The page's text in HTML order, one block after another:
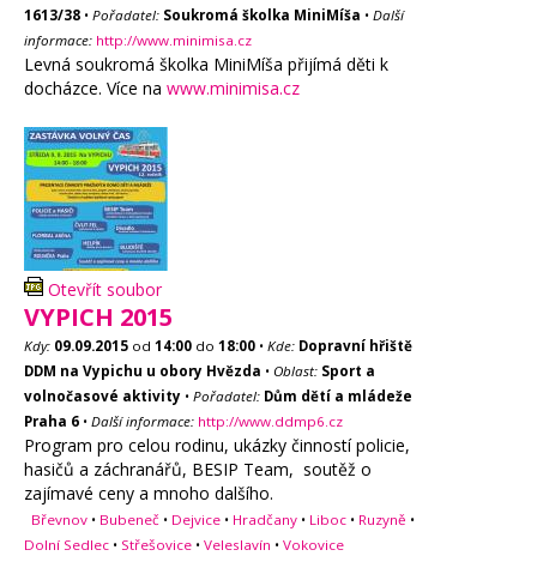
1613/38 • Pořadatel: Soukromá školka MiniMíša • Další
informace: http://www.minimisa.cz
Levná soukromá školka MiniMíša přijímá děti k
docházce. Více na www.minimisa.cz
Otevřít soubor
VYPICH 2015
Kdy: 09.09.2015 od 14:00 do 18:00 • Kde: Dopravní hřiště
DDM na Vypichu u obory Hvězda • Oblast: Sport a
volnočasové aktivity • Pořadatel: Dům dětí a mládeže
Praha 6 • Další informace: http://www.ddmp6.cz
Program pro celou rodinu, ukázky činností policie,
hasičů a záchranářů, BESIP Team, soutěž o
zajímavé ceny a mnoho dalšího.
Břevnov • Bubeneč • Dejvice • Hradčany • Liboc • Ruzyně •
Dolní Sedlec • Střešovice • Veleslavín • Vokovice